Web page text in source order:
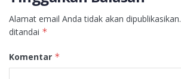
Alamat email Anda tidak akan dipublikasikan.
ditandai *
Komentar *